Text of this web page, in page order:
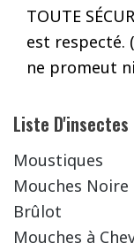
TOUTE
est respecté.
ne promeut
Liste D'insectes
Moustiques
Mouches Noire
Brûlot
Mouches à